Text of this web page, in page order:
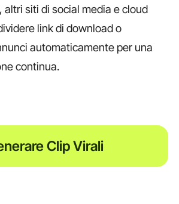
altri siti di social media e cloud
link di download o
automaticamente per una
continua.
Clip Virali